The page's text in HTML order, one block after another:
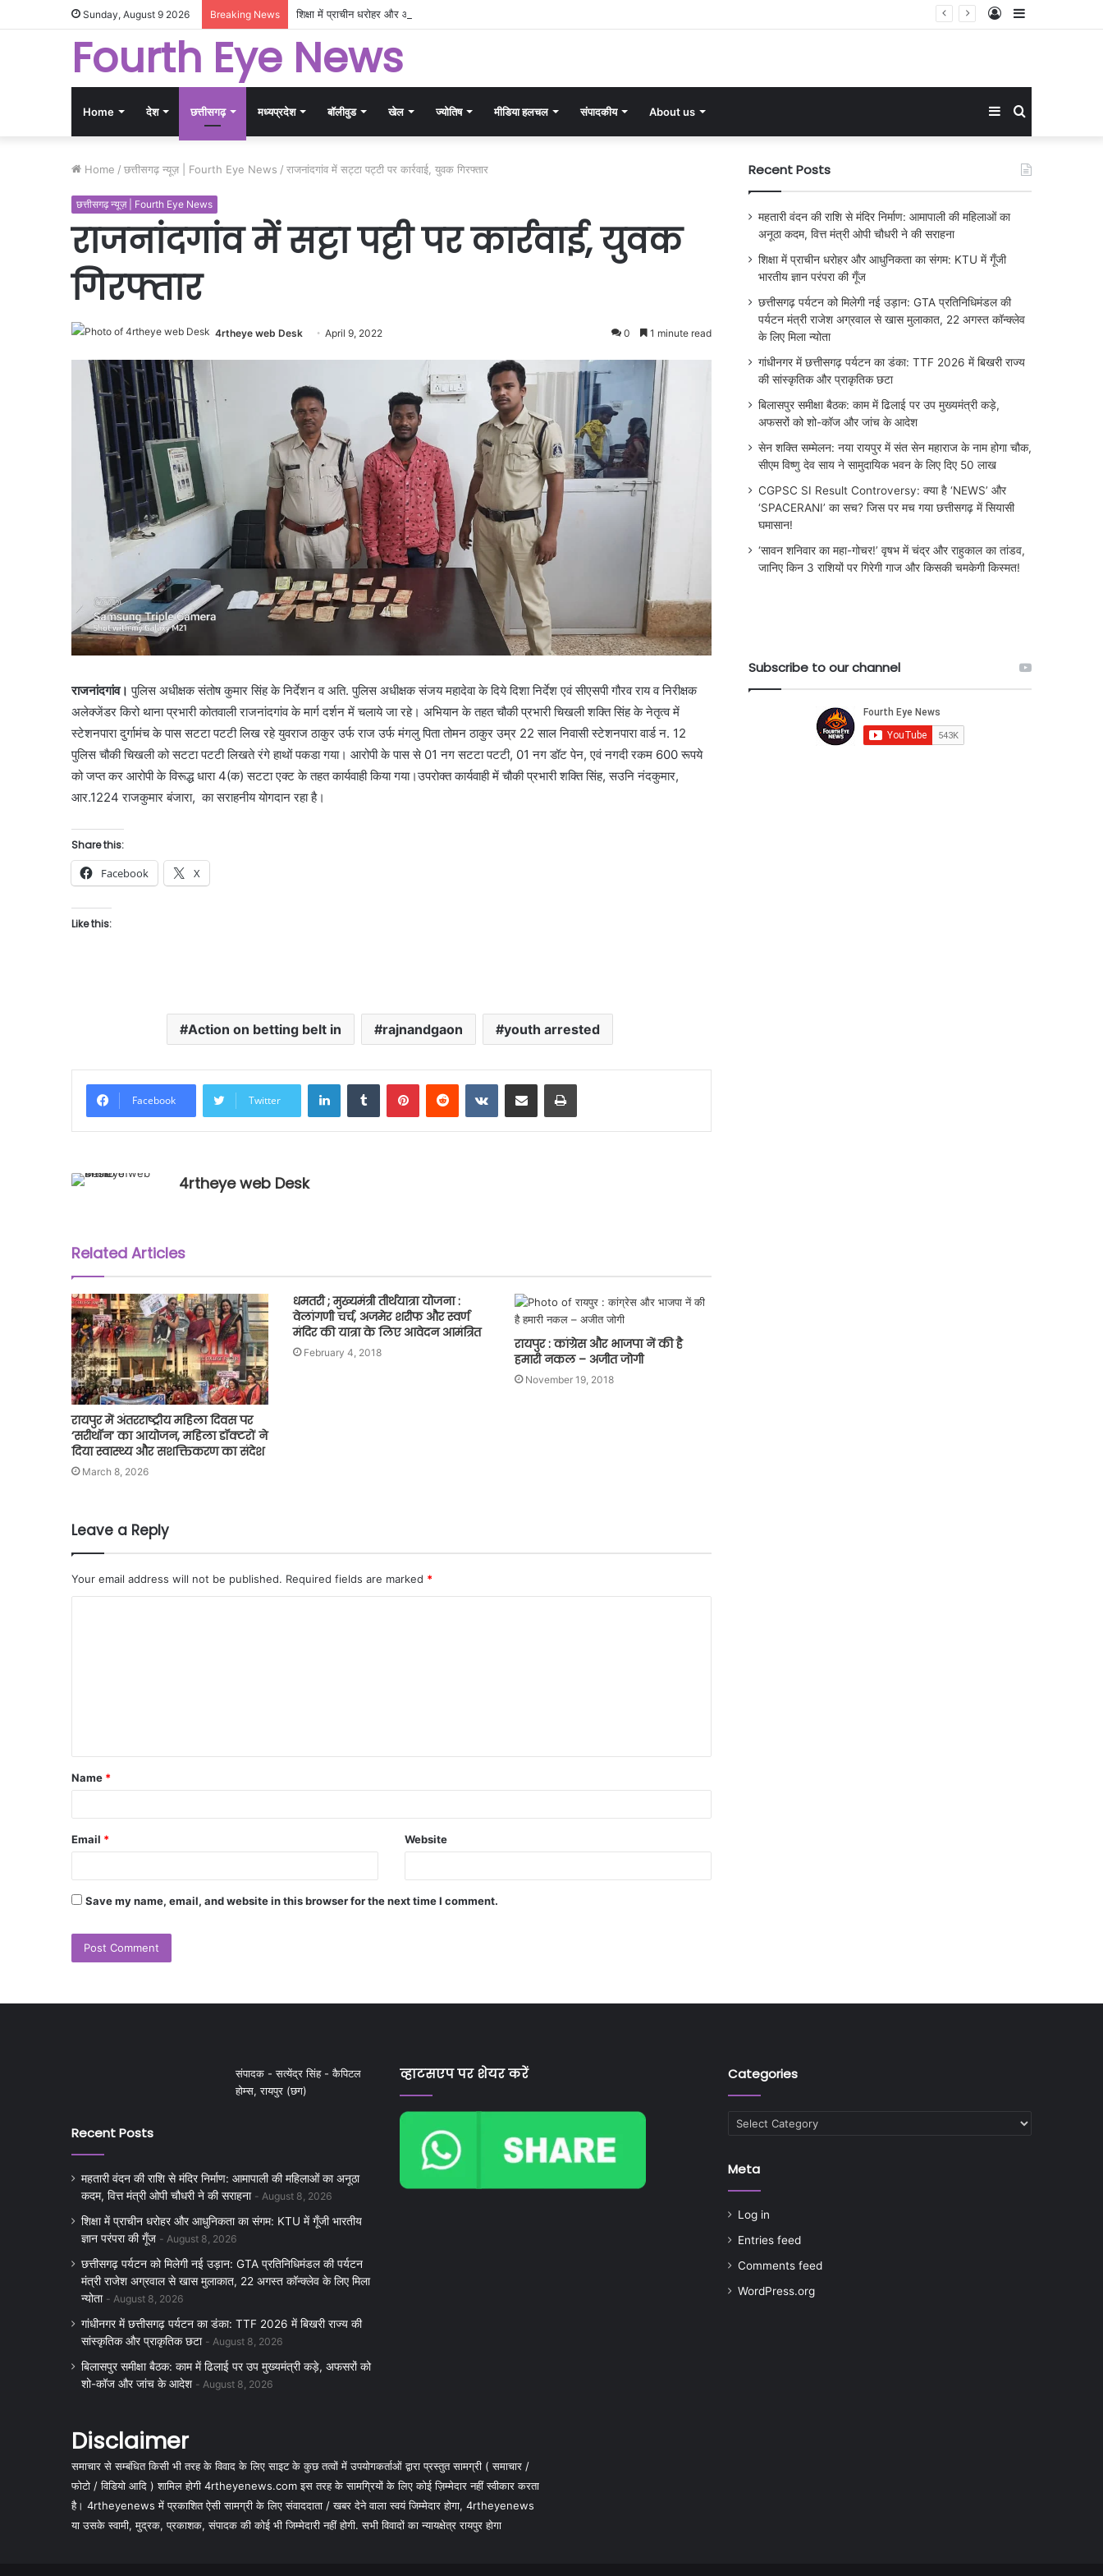
Sunday, August 9 2026 Breaking News शिक्षा में प्राचीन धरोहर और आधुनिकता का संगम: KTU में गूँजी भारतीय ज्ञान परंपरा की गूँज Sidebar
Log
Fourth Eye News
Home देश छत्तीसगढ़ मध्यप्रदेश बॉलीवुड खेल ज्योतिष मीडिया हलचल संपादकीय About us Search
for
Sidebar
Home / छत्तीसगढ़ न्यूज़ | Fourth Eye News / राजनांदगांव में सट्टा पट्टी पर कार्रवाई, युवक गिरफ्तार
छत्तीसगढ़ न्यूज़ | Fourth Eye News
राजनांदगांव में सट्टा पट्टी पर कार्रवाई, युवक
गिरफ्तार
4rtheye web Desk April 9, 2022 0 1 minute read
राजनांदगांव। पुलिस अधीक्षक संतोष कुमार सिंह के निर्देशन व अति. पुलिस अधीक्षक संजय महादेवा के दिये दिशा निर्देश एवं सीएसपी गौरव राय व निरीक्षक
अलेक्जेंडर किरो थाना प्रभारी कोतवाली राजनांदगांव के मार्ग दर्शन में चलाये जा रहे। अभियान के तहत चौकी प्रभारी चिखली शक्ति सिंह के नेतृत्व में
स्टेशनपारा दुर्गामंच के पास सटटा पटटी लिख रहे युवराज ठाकुर उर्फ राज उर्फ मंगलु पिता तोमन ठाकुर उम्र 22 साल निवासी स्टेशनपारा वार्ड न. 12
पुलिस चौकी चिखली को सटटा पटटी लिखते रंगे हाथों पकडा गया। आरोपी के पास से 01 नग सटटा पटटी, 01 नग डॉट पेन, एवं नगदी रकम 600 रूपये
को जप्त कर आरोपी के विरूद्ध धारा 4(क) सटटा एक्ट के तहत कार्यवाही किया गया।उपरोक्त कार्यवाही में चौकी प्रभारी शक्ति सिंह, सउनि नंदकुमार,
आर.1224 राजकुमार बंजारा, का सराहनीय योगदान रहा है।
Share this:
Facebook X
Like this:
Action on betting belt in rajnandgaon youth arrested
Facebook Twitter
LinkedInTumblr PinterestReddit VKontakteShare via Email Print
4rtheye web Desk
Related Articles
रायपुर में अंतरराष्ट्रीय महिला दिवस पर
‘सरीथॉन’ का आयोजन, महिला डॉक्टरों ने
दिया स्वास्थ्य और सशक्तिकरण का संदेश
March 8, 2026
धमतरी ; मुख्यमंत्री तीर्थयात्रा योजना :
वेलांगणी चर्च, अजमेर शरीफ और स्वर्ण
मंदिर की यात्रा के लिए आवेदन आमंत्रित
February 4, 2018
रायपुर : कांग्रेस और भाजपा नें की है
हमारी नकल – अजीत जोगी
November 19, 2018
Leave a Reply
Your email address will not be published. Required fields are marked *
Name *
Email * Website
Save my name, email, and website in this browser for the next time I comment.
Recent Posts
महतारी वंदन की राशि से मंदिर निर्माण: आमापाली की महिलाओं का
अनूठा कदम, वित्त मंत्री ओपी चौधरी ने की सराहना
शिक्षा में प्राचीन धरोहर और आधुनिकता का संगम: KTU में गूँजी
भारतीय ज्ञान परंपरा की गूँज
छत्तीसगढ़ पर्यटन को मिलेगी नई उड़ान: GTA प्रतिनिधिमंडल की
पर्यटन मंत्री राजेश अग्रवाल से खास मुलाकात, 22 अगस्त कॉन्क्लेव
के लिए मिला न्योता
गांधीनगर में छत्तीसगढ़ पर्यटन का डंका: TTF 2026 में बिखरी राज्य
की सांस्कृतिक और प्राकृतिक छटा
बिलासपुर समीक्षा बैठक: काम में ढिलाई पर उप मुख्यमंत्री कड़े,
अफसरों को शो-कॉज और जांच के आदेश
सेन शक्ति सम्मेलन: नया रायपुर में संत सेन महाराज के नाम होगा चौक,
सीएम विष्णु देव साय ने सामुदायिक भवन के लिए दिए 50 लाख
CGPSC SI Result Controversy: क्या है ‘NEWS’ और
‘SPACERANI’ का सच? जिस पर मच गया छत्तीसगढ़ में सियासी
घमासान!
‘सावन शनिवार का महा-गोचर!’ वृषभ में चंद्र और राहुकाल का तांडव,
जानिए किन 3 राशियों पर गिरेगी गाज और किसकी चमकेगी किस्मत!
Subscribe to our channel
संपादक - सत्येंद्र सिंह - कैपिटल
होम्स, रायपुर (छग)
Recent Posts
महतारी वंदन की राशि से मंदिर निर्माण: आमापाली की महिलाओं का अनूठा
कदम, वित्त मंत्री ओपी चौधरी ने की सराहना
August 8, 2026
शिक्षा में प्राचीन धरोहर और आधुनिकता का संगम: KTU में गूँजी भारतीय
ज्ञान परंपरा की गूँज
August 8, 2026
छत्तीसगढ़ पर्यटन को मिलेगी नई उड़ान: GTA प्रतिनिधिमंडल की पर्यटन
मंत्री राजेश अग्रवाल से खास मुलाकात, 22 अगस्त कॉन्क्लेव के लिए मिला
न्योता
August 8, 2026
गांधीनगर में छत्तीसगढ़ पर्यटन का डंका: TTF 2026 में बिखरी राज्य की
सांस्कृतिक और प्राकृतिक छटा
August 8, 2026
बिलासपुर समीक्षा बैठक: काम में ढिलाई पर उप मुख्यमंत्री कड़े, अफसरों को
शो-कॉज और जांच के आदेश
August 8, 2026
व्हाटसएप पर शेयर करें Categories
Categories
Meta
Log in
Entries feed
Comments feed
WordPress.org
Disclaimer
समाचार से सम्बंधित किसी भी तरह के विवाद के लिए साइट के कुछ तत्वों में उपयोगकर्ताओं द्वारा प्रस्तुत सामग्री ( समाचार /
फोटो / विडियो आदि ) शामिल होगी 4rtheyenews.com इस तरह के सामग्रियों के लिए कोई ज़िम्मेदार नहीं स्वीकार करता
है। 4rtheyenews में प्रकाशित ऐसी सामग्री के लिए संवाददाता / खबर देने वाला स्वयं जिम्मेदार होगा, 4rtheyenews
या उसके स्वामी, मुद्रक, प्रकाशक, संपादक की कोई भी जिम्मेदारी नहीं होगी. सभी विवादों का न्यायक्षेत्र रायपुर होगा